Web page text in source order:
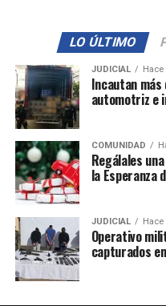
LO ÚLTIMO
JUDICIAL Hace
Incautan
automotriz e
COMUNIDAD
Regálales
la Esperanza
JUDICIAL Hace
Operativo
capturados